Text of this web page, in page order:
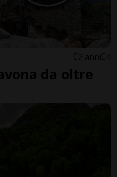
2 anni 4
da oltre